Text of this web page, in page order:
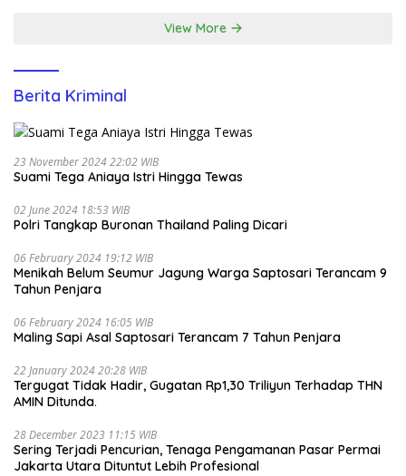
View More
Berita Kriminal
23 November 2024 22:02 WIB
Suami Tega Aniaya Istri Hingga Tewas
02 June 2024 18:53 WIB
Polri Tangkap Buronan Thailand Paling Dicari
06 February 2024 19:12 WIB
Menikah Belum Seumur Jagung Warga Saptosari Terancam 9
Tahun Penjara
06 February 2024 16:05 WIB
Maling Sapi Asal Saptosari Terancam 7 Tahun Penjara
22 January 2024 20:28 WIB
Tergugat Tidak Hadir, Gugatan Rp1,30 Triliyun Terhadap THN
AMIN Ditunda.
28 December 2023 11:15 WIB
Sering Terjadi Pencurian, Tenaga Pengamanan Pasar Permai
Jakarta Utara Dituntut Lebih Profesional